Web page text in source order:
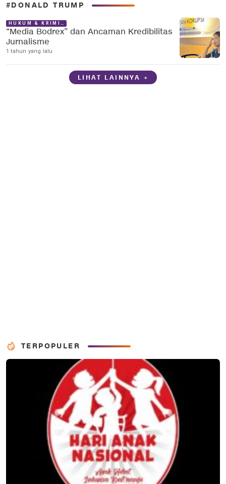
#DONALD TRUMP
HUKUM & KRIMINAL
“Media Bodrex” dan Ancaman Kredibilitas
Jurnalisme
1 tahun yang lalu
LIHAT LAINNYA +
TERPOPULER